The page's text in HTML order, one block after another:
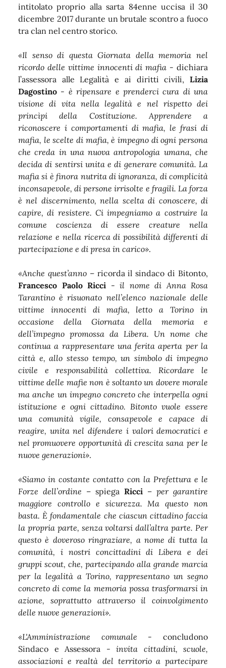
intitolato proprio alla sarta 84enne uccisa il 30
dicembre 2017 durante un brutale scontro a fuoco
tra clan nel centro storico.
«Il senso di questa Giornata della memoria nel
ricordo delle vittime innocenti di mafia - dichiara
l’assessora alle Legalità e ai diritti civili, Lizia
Dagostino - è ripensare e prenderci cura di una
visione di vita nella legalità e nel rispetto dei
princìpi della Costituzione. Apprendere a
riconoscere i comportamenti di mafia, le frasi di
mafia, le scelte di mafia, è impegno di ogni persona
che creda in una nuova antropologia umana, che
decida di sentirsi unita e di generare comunità. La
mafia si è finora nutrita di ignoranza, di complicità
inconsapevole, di persone irrisolte e fragili. La forza
è nel discernimento, nella scelta di conoscere, di
capire, di resistere. Ci impegniamo a costruire la
comune coscienza di essere creature nella
relazione e nella ricerca di possibilità differenti di
partecipazione e di presa in carico».
«Anche quest’anno– ricorda il sindaco di Bitonto,
Francesco Paolo Ricci - il nome di Anna Rosa
Tarantino è risuonato nell’elenco nazionale delle
vittime innocenti di mafia, letto a Torino in
occasione della Giornata della memoria e
dell’impegno promossa da Libera. Un nome che
continua a rappresentare una ferita aperta per la
città e, allo stesso tempo, un simbolo di impegno
civile e responsabilità collettiva. Ricordare le
vittime delle mafie non è soltanto un dovere morale
ma anche un impegno concreto che interpella ogni
istituzione e ogni cittadino. Bitonto vuole essere
una comunità vigile, consapevole e capace di
reagire, unita nel difendere i valori democratici e
nel promuovere opportunità di crescita sana per le
nuove generazioni».
«Siamo in costante contatto con la Prefettura e le
Forze dell’ordine – spiega Ricci – per garantire
maggiore controllo e sicurezza. Ma questo non
basta. È fondamentale che ciascun cittadino faccia
la propria parte, senza voltarsi dall’altra parte. Per
questo è doveroso ringraziare, a nome di tutta la
comunità, i nostri concittadini di Libera e dei
gruppi scout, che, partecipando alla grande marcia
per la legalità a Torino, rappresentano un segno
concreto di come la memoria possa trasformarsi in
azione, soprattutto attraverso il coinvolgimento
delle nuove generazioni».
«L'Amministrazione comunale - concludono
Sindaco e Assessora - invita cittadini, scuole,
associazioni e realtà del territorio a partecipare